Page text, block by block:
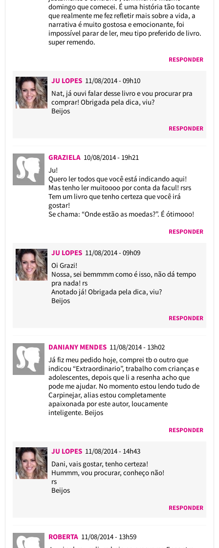
domingo que comecei. É uma história tão tocante
que realmente me fez refletir mais sobre a vida, a
narrativa é muito gostosa e emocionante, foi
impossível parar de ler, meu tipo preferido de livro.
super remendo.
RESPONDER
JU LOPES 11/08/2014 - 09h10
Nat, já ouvi falar desse livro e vou procurar pra
comprar! Obrigada pela dica, viu?
Beijos
RESPONDER
GRAZIELA 10/08/2014 - 19h21
Ju!
Quero ler todos que você está indicando aqui!
Mas tenho ler muitoooo por conta da facul! rsrs
Tem um livro que tenho certeza que você irá
gostar!
Se chama: “Onde estão as moedas?”. É ótimooo!
RESPONDER
JU LOPES 11/08/2014 - 09h09
Oi Grazi!
Nossa, sei bemmmm como é isso, não dá tempo
pra nada! rs
Anotado já! Obrigada pela dica, viu?
Beijos
RESPONDER
DANIANY MENDES 11/08/2014 - 13h02
Já fiz meu pedido hoje, comprei tb o outro que
indicou “Extraordinario”, trabalho com crianças e
adolescentes, depois que li a resenha acho que
pode me ajudar. No momento estou lendo tudo de
Carpinejar, alias estou completamente
apaixonada por este autor, loucamente
inteligente. Beijos
RESPONDER
JU LOPES 11/08/2014 - 14h43
Dani, vais gostar, tenho certeza!
Hummm, vou procurar, conheço não!
rs
Beijos
RESPONDER
ROBERTA 11/08/2014 - 13h59